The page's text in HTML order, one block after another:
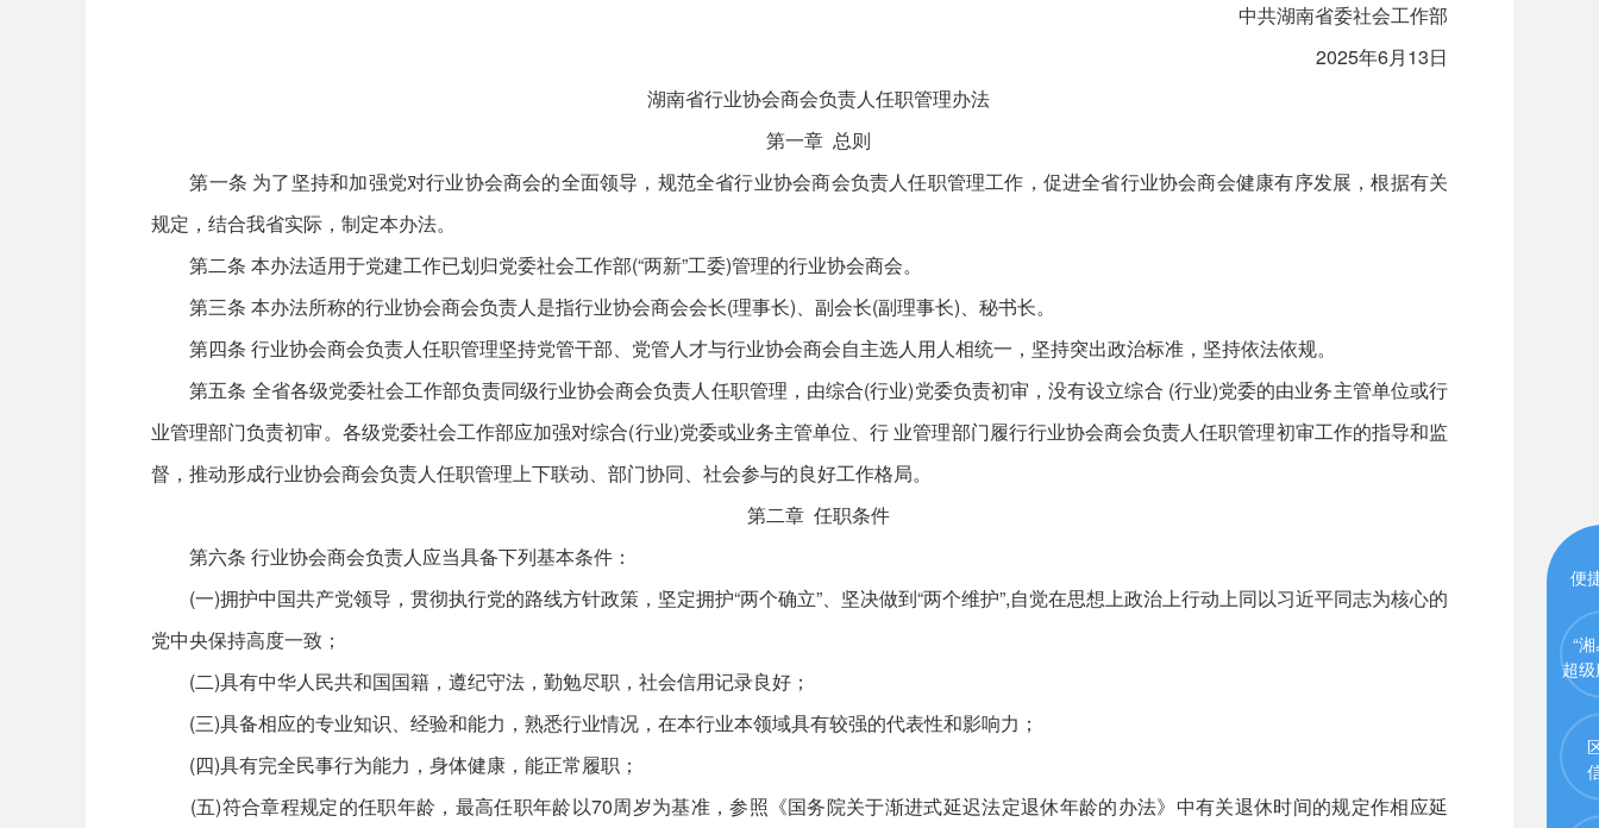
中共湖南省委社会工作部
2025年6月13日
湖南省行业协会商会负责人任职管理办法
第一章 总则
第一条 为了坚持和加强党对行业协会商会的全面领导，规范全省行业协会商会负责人任职管理工作，促进全省行业协会商会健康有序发展，根据有关
规定，结合我省实际，制定本办法。
第二条 本办法适用于党建工作已划归党委社会工作部(“两新”工委)管理的行业协会商会。
第三条 本办法所称的行业协会商会负责人是指行业协会商会会长(理事长)、副会长(副理事长)、秘书长。
第四条 行业协会商会负责人任职管理坚持党管干部、党管人才与行业协会商会自主选人用人相统一，坚持突出政治标准，坚持依法依规。
第五条 全省各级党委社会工作部负责同级行业协会商会负责人任职管理，由综合(行业)党委负责初审，没有设立综合 (行业)党委的由业务主管单位或行
业管理部门负责初审。各级党委社会工作部应加强对综合(行业)党委或业务主管单位、行 业管理部门履行行业协会商会负责人任职管理初审工作的指导和监
督，推动形成行业协会商会负责人任职管理上下联动、部门协同、社会参与的良好工作格局。
第二章 任职条件
第六条 行业协会商会负责人应当具备下列基本条件：
(一)拥护中国共产党领导，贯彻执行党的路线方针政策，坚定拥护“两个确立”、坚决做到“两个维护”,自觉在思想上政治上行动上同以习近平同志为核心的
党中央保持高度一致；
(二)具有中华人民共和国国籍，遵纪守法，勤勉尽职，社会信用记录良好；
(三)具备相应的专业知识、经验和能力，熟悉行业情况，在本行业本领域具有较强的代表性和影响力；
(四)具有完全民事行为能力，身体健康，能正常履职；
(五)符合章程规定的任职年龄，最高任职年龄以70周岁为基准，参照《国务院关于渐进式延迟法定退休年龄的办法》中有关退休时间的规定作相应延
便
“
超